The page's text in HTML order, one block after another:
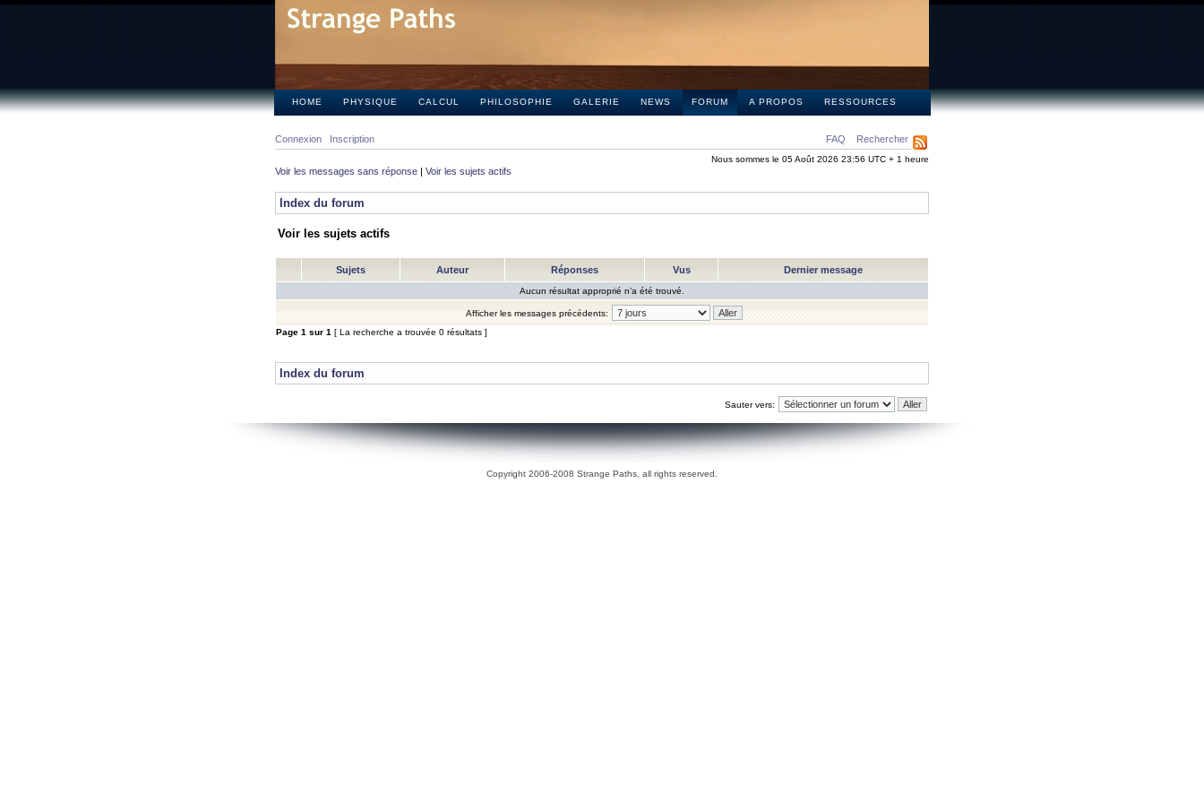
HOME PHYSIQUE CALCUL PHILOSOPHIE GALERIE NEWS FORUM A PROPOS RESSOURCES
FAQ Rechercher
Connexion Inscription
Nous sommes le 05 Août 2026 23:56 UTC + 1 heure
Voir les messages sans réponse | Voir les sujets actifs
Index du forum
Voir les sujets actifs
Sujets Auteur Réponses Vus Dernier message
Aucun résultat approprié n’a été trouvé.
Afficher les messages précédents:
Page 1 sur 1 [ La recherche a trouvée 0 résultats ]
Index du forum
Sauter vers:
Copyright 2006-2008 Strange Paths, all rights reserved.